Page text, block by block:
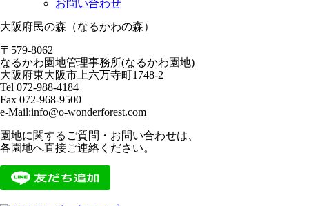
お問い合わせ
大阪府民の森（なるかわの森）
〒579-8062
なるかわ園地管理事務所(なるかわ園地)
大阪府東大阪市上六万寺町1748-2
Tel 072-988-4184
Fax 072-968-9500
e-Mail:info@o-wonderforest.com
園地に関するご質問・お問い合わせは、
各園地へ直接ご連絡ください。